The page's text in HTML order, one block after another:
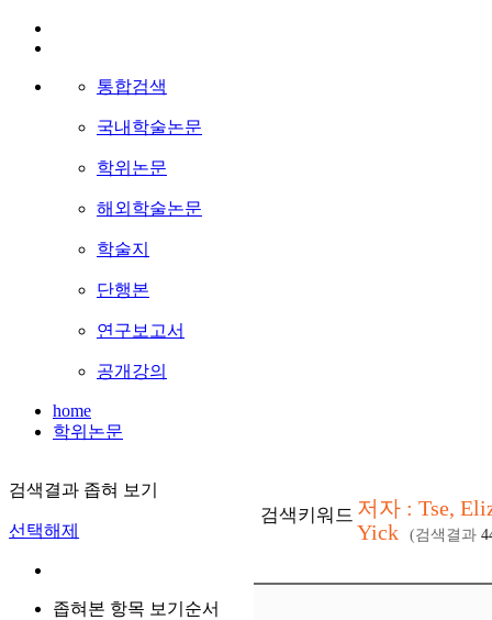
통합검색
국내학술논문
학위논문
해외학술논문
학술지
단행본
연구보고서
공개강의
home
학위논문
검색결과 좁혀 보기
선택해제
좁혀본 항목 보기순서
검색키워드 저자 : Tse,
Yick
(검색결과